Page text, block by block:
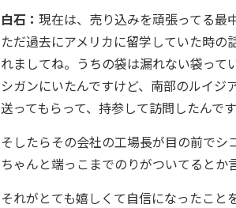
白石： 現在は、売り込みを頑張ってる最
ただ過去にアメリカに留学していた時の
れましてね。うちの袋は漏れない袋って
シガンにいたんですけど、南部のルイジ
送ってもらって、持参して訪問したんです
そしたらその会社の工場長が目の前で
ちゃんと端っこまでのりがついてるとか
それがとても嬉しくて自信になったこ